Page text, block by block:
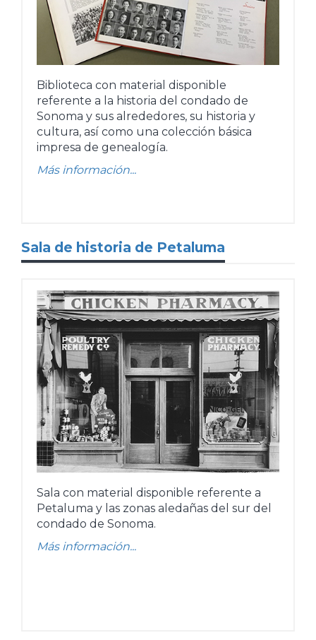
Biblioteca con material disponible
referente a la historia del condado de
Sonoma y sus alrededores, su historia y
cultura, así como una colección básica
impresa de genealogía.
Más información...
Sala de historia de Petaluma
Sala con material disponible referente a
Petaluma y las zonas aledañas del sur del
condado de Sonoma.
Más información...